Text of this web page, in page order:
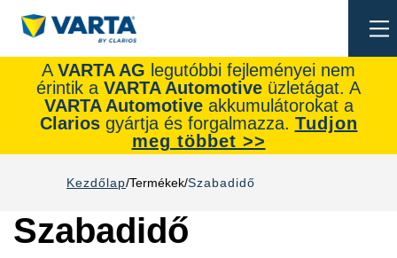
A VARTA AG legutóbbi fejleményei nem
érintik a VARTA Automotive üzletágat. A
VARTA Automotive akkumulátorokat a
Clariosgyártja és forgalmazza. Tudjon
meg többet >>
Kezdőlap Termékek Szabadidő
Szabadidő